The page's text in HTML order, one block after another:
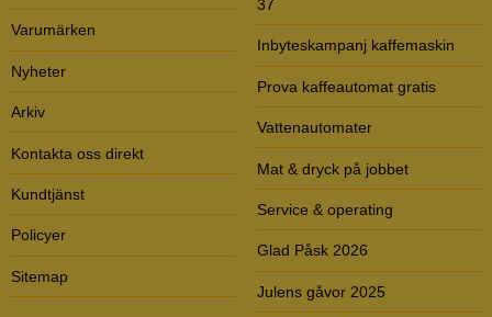
Varumärken
Nyheter
Arkiv
Kontakta oss direkt
Kundtjänst
Policyer
Sitemap
37
Inbyteskampanj kaffemaskin
Prova kaffeautomat gratis
Vattenautomater
Mat & dryck på jobbet
Service & operating
Glad Påsk 2026
Julens gåvor 2025